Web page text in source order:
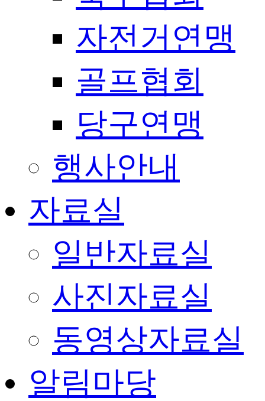
자전거연맹
골프협회
당구연맹
행사안내
자료실
일반자료실
사진자료실
동영상자료실
알림마당